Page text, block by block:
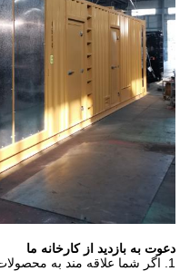
دعوت به بازدید از کارخانه ما
1. اگر شما علاقه مند به